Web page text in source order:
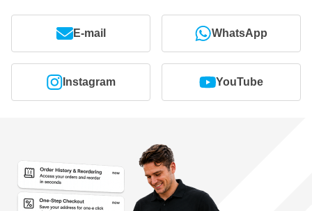
E-mail WhatsApp
Instagram YouTube